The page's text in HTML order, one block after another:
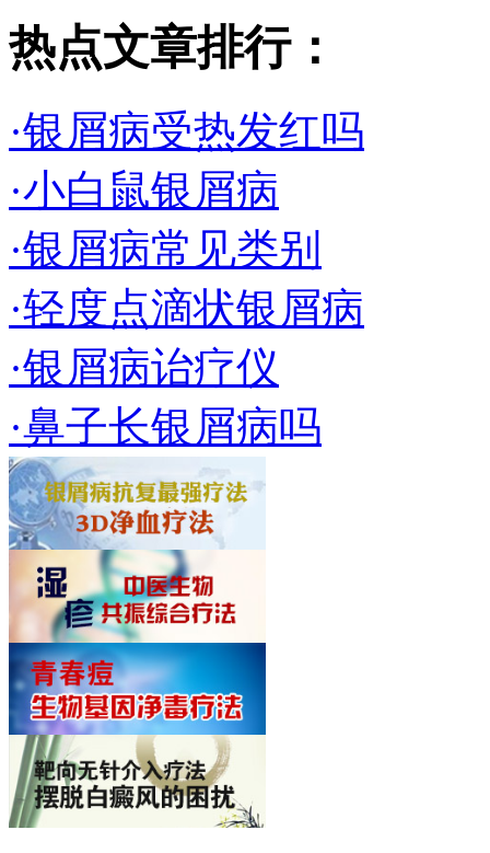
热点文章排行：
·银屑病受热发红吗
·小白鼠银屑病
·银屑病常见类别
·轻度点滴状银屑病
·银屑病诒疗仪
·鼻子长银屑病吗